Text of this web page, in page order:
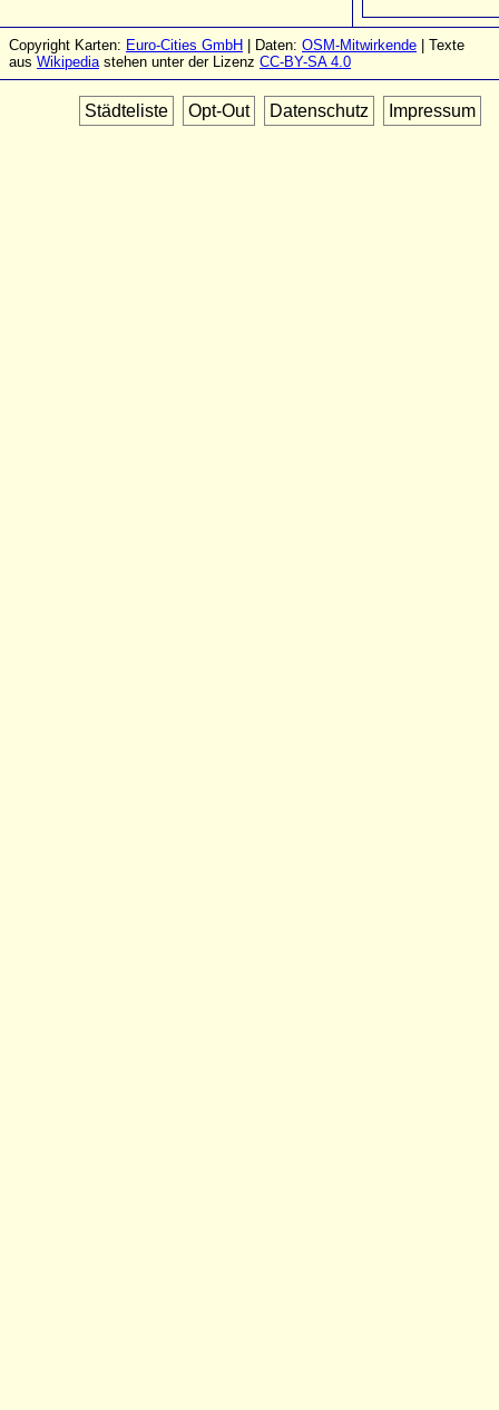
Copyright Karten: Euro-Cities GmbH | Daten: OSM-Mitwirkende | Texte
aus Wikipediastehen unter der Lizenz CC-BY-SA 4.0
Städteliste Opt-Out Datenschutz Impressum